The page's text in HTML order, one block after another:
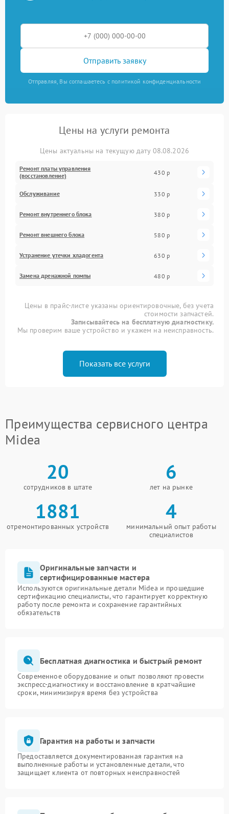
Отправить заявку
Отправляя, Вы соглашаетесь с политикой конфиденциальности
Цены на услуги ремонта
Цены актуальны на текущую дату 08.08.2026
Ремонт платы управления
(восстановление)
430 р
Обслуживание 330 р
Ремонт внутреннего блока 380 р
Ремонт внешнего блока 580 р
Устранение утечки хладогента 630 р
Замена дренажной помпы 480 р
Цены в прайс-листе указаны ориентировочные, без учета
стоимости запчастей.
Записывайтесь на бесплатную диагностику.
Мы проверим ваше устройство и укажем на неисправность.
Показать все услуги
Преимущества сервисного центра
Midea
20
сотрудников в штате
6
лет на рынке
1881
отремонтированных устройств
4
минимальный опыт работы
специалистов
Оригинальные запчасти и
сертифицированные мастера
Используются оригинальные детали Midea и прошедшие
сертификацию специалисты, что гарантирует корректную
работу после ремонта и сохранение гарантийных
обязательств
Бесплатная диагностика и быстрый ремонт
Современное оборудование и опыт позволяют провести
экспресс-диагностику и восстановление в кратчайшие
сроки, минимизируя время без устройства
Гарантия на работы и запчасти
Предоставляется документированная гарантия на
выполненные работы и установленные детали, что
защищает клиента от повторных неисправностей